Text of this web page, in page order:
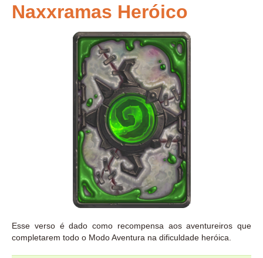
Naxxramas Heróico
Esse verso é dado como recompensa aos aventureiros que
completarem todo o Modo Aventura na dificuldade heróica.